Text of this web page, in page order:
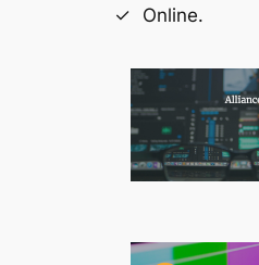
Online.